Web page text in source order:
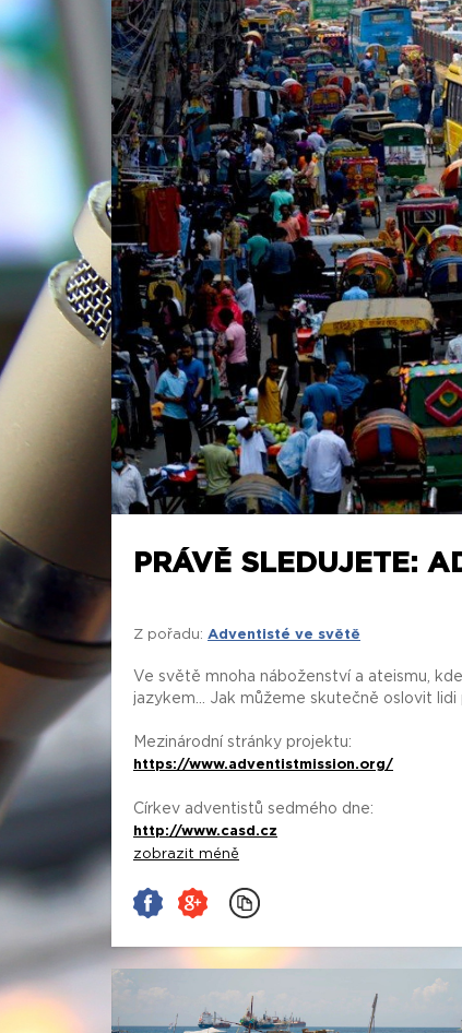
PRÁVĚ SLEDUJETE:
Z pořadu: Adventisté ve světě
Ve světě mnoha náboženství a ateismu,
jazykem... Jak můžeme skutečně oslovit
Mezinárodní stránky projektu:
https://www.adventistmission.org/
Církev adventistů sedmého dne:
http://www.casd.cz
zobrazit méně